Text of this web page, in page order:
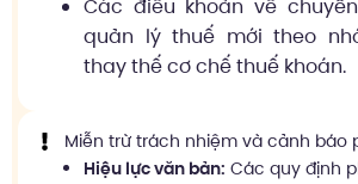
Các điều khoản về
quản lý thuế mới theo
thay thế cơ chế thuế khoán.
Miễn trừ trách nhiệm và cảnh báo
Hiệu lực văn bản: Các quy định